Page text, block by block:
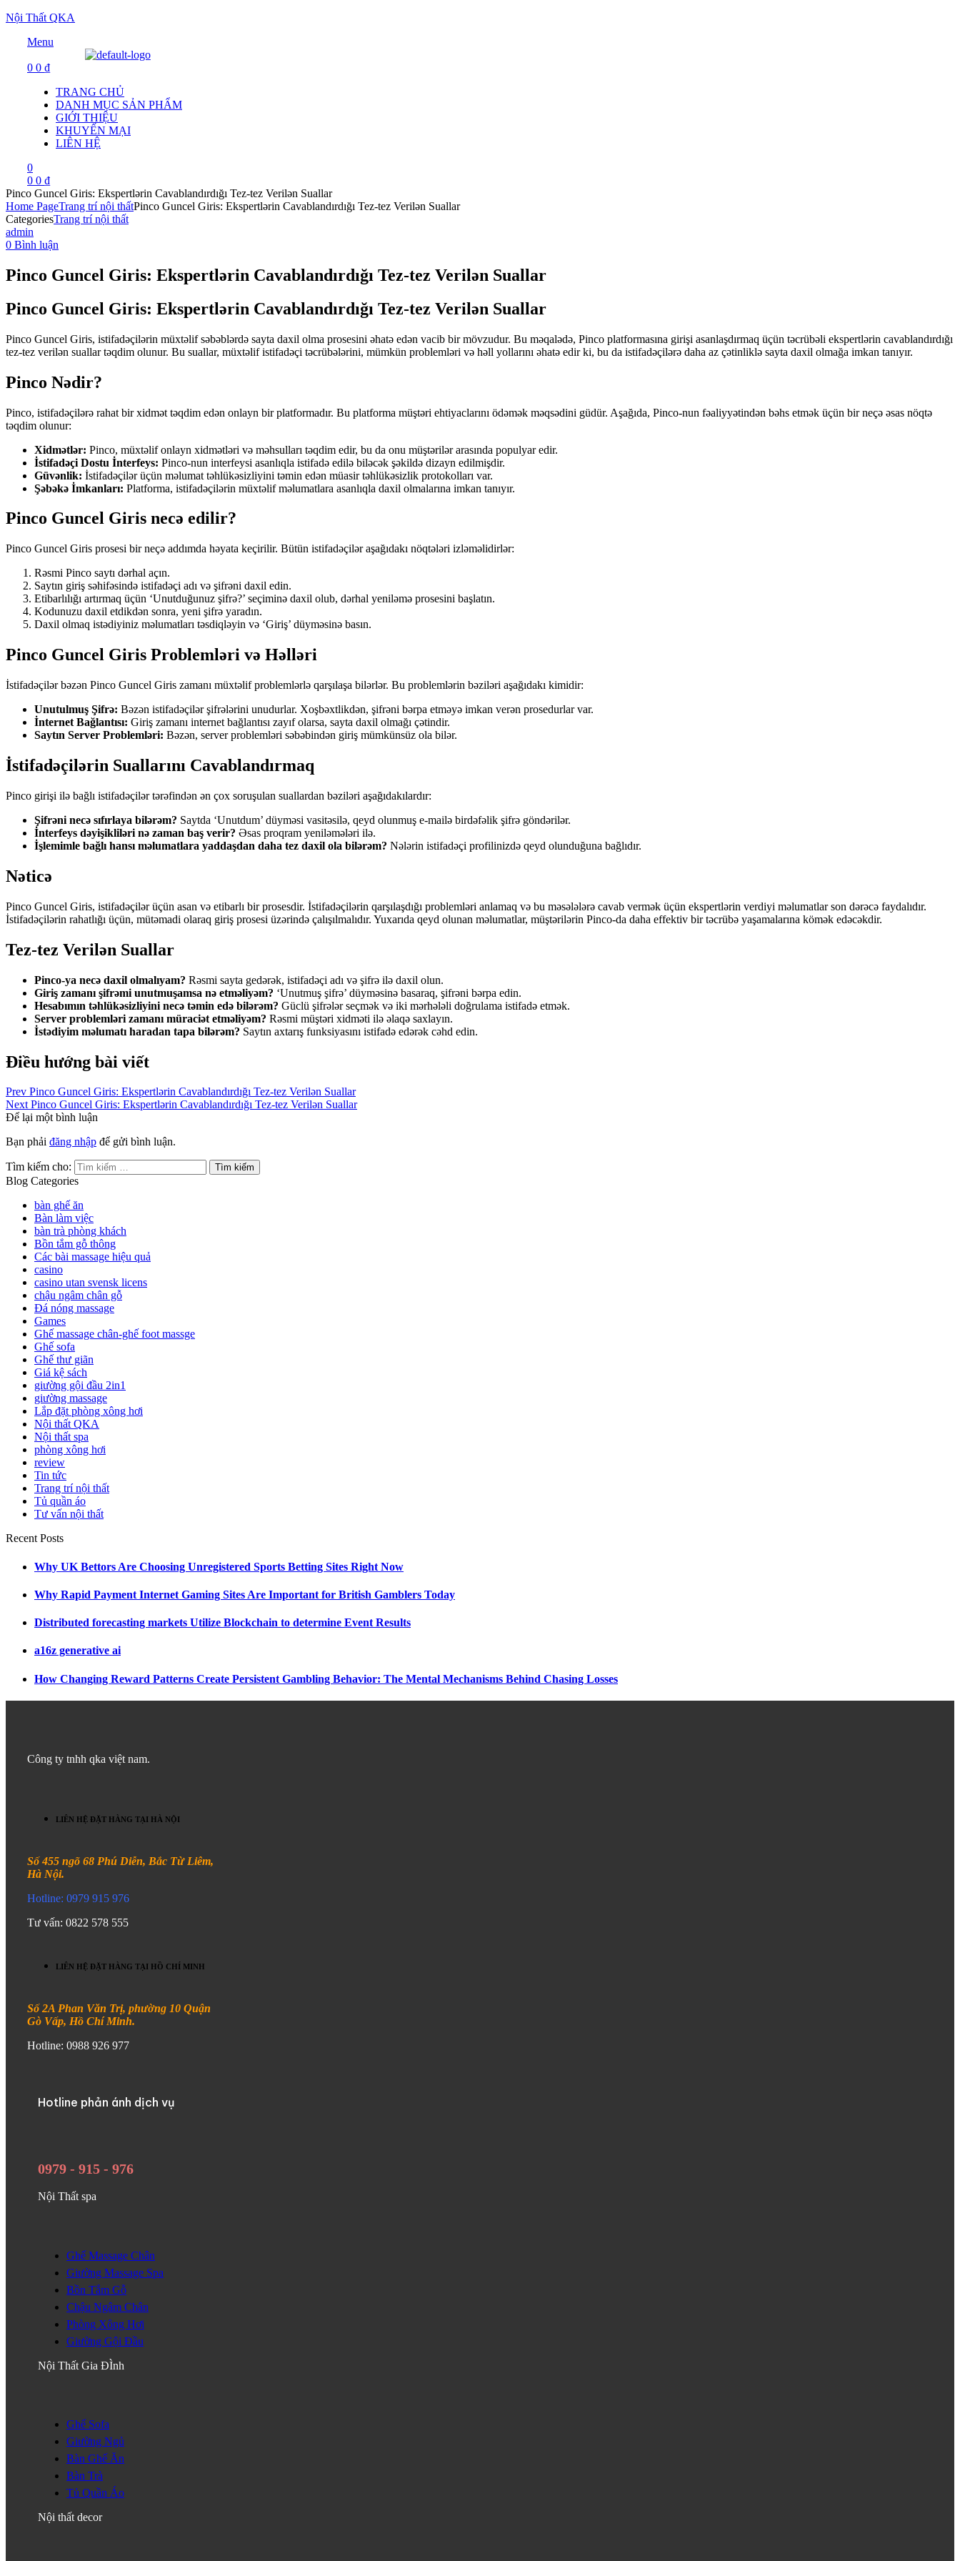
Nội Thất QKA
Menu
0 0 ₫
TRANG CHỦ
DANH MỤC SẢN PHẨM
GIỚI THIỆU
KHUYẾN MẠI
LIÊN HỆ
0
0 0 ₫
Pinco Guncel Giris: Ekspertlərin Cavablandırdığı Tez-tez Verilən Suallar
Home PageTrang trí nội thấtPinco Guncel Giris: Ekspertlərin Cavablandırdığı Tez-tez Verilən Suallar
CategoriesTrang trí nội thất
admin
0 Bình luận
Pinco Guncel Giris: Ekspertlərin Cavablandırdığı Tez-tez Verilən Suallar
Pinco Guncel Giris: Ekspertlərin Cavablandırdığı Tez-tez Verilən Suallar
Pinco Guncel Giris, istifadəçilərin müxtəlif səbəblərdə sayta daxil olma prosesini əhatə edən vacib bir mövzudur. Bu məqalədə, Pinco platformasına girişi asanlaşdırmaq üçün təcrübəli ekspertlərin cavablandırdığı
tez-tez verilən suallar təqdim olunur. Bu suallar, müxtəlif istifadəçi təcrübələrini, mümkün problemləri və həll yollarını əhatə edir ki, bu da istifadəçilərə daha az çətinliklə sayta daxil olmağa imkan tanıyır.
Pinco Nədir?
Pinco, istifadəçilərə rahat bir xidmət təqdim edən onlayn bir platformadır. Bu platforma müştəri ehtiyaclarını ödəmək məqsədini güdür. Aşağıda, Pinco-nun fəaliyyətindən bəhs etmək üçün bir neçə əsas nöqtə
təqdim olunur:
Xidmətlər: Pinco, müxtəlif onlayn xidmətləri və məhsulları təqdim edir, bu da onu müştərilər arasında populyar edir.
İstifadəçi Dostu İnterfeys: Pinco-nun interfeysi asanlıqla istifadə edilə biləcək şəkildə dizayn edilmişdir.
Güvənlik: İstifadəçilər üçün məlumat təhlükəsizliyini təmin edən müasir təhlükəsizlik protokolları var.
Şəbəkə İmkanları: Platforma, istifadəçilərin müxtəlif məlumatlara asanlıqla daxil olmalarına imkan tanıyır.
Pinco Guncel Giris necə edilir?
Pinco Guncel Giris prosesi bir neçə addımda həyata keçirilir. Bütün istifadəçilər aşağıdakı nöqtələri izləməlidirlər:
Rəsmi Pinco saytı dərhal açın.
Saytın giriş səhifəsində istifadəçi adı və şifrəni daxil edin.
Etibarlılığı artırmaq üçün ‘Unutduğunuz şifrə?’ seçiminə daxil olub, dərhal yeniləmə prosesini başlatın.
Kodunuzu daxil etdikdən sonra, yeni şifrə yaradın.
Daxil olmaq istədiyiniz məlumatları təsdiqləyin və ‘Giriş’ düyməsinə basın.
Pinco Guncel Giris Problemləri və Həlləri
İstifadəçilər bəzən Pinco Guncel Giris zamanı müxtəlif problemlərlə qarşılaşa bilərlər. Bu problemlərin bəziləri aşağıdakı kimidir:
Unutulmuş Şifrə: Bəzən istifadəçilər şifrələrini unudurlar. Xoşbəxtlikdən, şifrəni bərpa etməyə imkan verən prosedurlar var.
İnternet Bağlantısı: Giriş zamanı internet bağlantısı zayıf olarsa, sayta daxil olmağı çətindir.
Saytın Server Problemləri: Bəzən, server problemləri səbəbindən giriş mümkünsüz ola bilər.
İstifadəçilərin Suallarını Cavablandırmaq
Pinco girişi ilə bağlı istifadəçilər tərəfindən ən çox soruşulan suallardan bəziləri aşağıdakılardır:
Şifrəni necə sıfırlaya bilərəm? Saytda ‘Unutdum’ düyməsi vasitəsilə, qeyd olunmuş e-mailə birdəfəlik şifrə göndərilər.
İnterfeys dəyişikliləri nə zaman baş verir? Əsas proqram yeniləmələri ilə.
İşlemimle bağlı hansı məlumatlara yaddaşdan daha tez daxil ola bilərəm? Nələrin istifadəçi profilinizdə qeyd olunduğuna bağlıdır.
Nəticə
Pinco Guncel Giris, istifadəçilər üçün asan və etibarlı bir prosesdir. İstifadəçilərin qarşılaşdığı problemləri anlamaq və bu məsələlərə cavab vermək üçün ekspertlərin verdiyi məlumatlar son dərəcə faydalıdır.
İstifadəçilərin rahatlığı üçün, mütəmadi olaraq giriş prosesi üzərində çalışılmalıdır. Yuxarıda qeyd olunan məlumatlar, müştərilərin Pinco-da daha effektiv bir təcrübə yaşamalarına kömək edəcəkdir.
Tez-tez Verilən Suallar
Pinco-ya necə daxil olmalıyam? Rəsmi sayta gedərək, istifadəçi adı və şifrə ilə daxil olun.
Giriş zamanı şifrəmi unutmuşamsa nə etməliyəm? ‘Unutmuş şifrə’ düyməsinə basaraq, şifrəni bərpa edin.
Hesabımın təhlükəsizliyini necə təmin edə bilərəm? Güclü şifrələr seçmək və iki mərhələli doğrulama istifadə etmək.
Server problemləri zamanı müraciət etməliyəm? Rəsmi müştəri xidməti ilə əlaqə saxlayın.
İstədiyim məlumatı haradan tapa bilərəm? Saytın axtarış funksiyasını istifadə edərək cəhd edin.
Điều hướng bài viết
Prev Pinco Guncel Giris: Ekspertlərin Cavablandırdığı Tez-tez Verilən Suallar
NextPinco Guncel Giris: Ekspertlərin Cavablandırdığı Tez-tez Verilən Suallar
Để lại một bình luận
Bạn phải đăng nhập để gửi bình luận.
Tìm kiếm cho:
Blog Categories
bàn ghế ăn
Bàn làm việc
bàn trà phòng khách
Bồn tắm gỗ thông
Các bài massage hiệu quả
casino
casino utan svensk licens
chậu ngâm chân gỗ
Đá nóng massage
Games
Ghế massage chân-ghế foot massge
Ghế sofa
Ghế thư giãn
Giá kệ sách
giường gội đầu 2in1
giường massage
Lắp đặt phòng xông hơi
Nội thất QKA
Nội thất spa
phòng xông hơi
review
Tin tức
Trang trí nội thất
Tủ quần áo
Tư vấn nội thất
Recent Posts
Why UK Bettors Are Choosing Unregistered Sports Betting Sites Right Now
Why Rapid Payment Internet Gaming Sites Are Important for British Gamblers Today
Distributed forecasting markets Utilize Blockchain to determine Event Results
a16z generative ai
How Changing Reward Patterns Create Persistent Gambling Behavior: The Mental Mechanisms Behind Chasing Losses
Công ty tnhh qka việt nam.
LIÊN HỆ ĐẶT HÀNG TẠI HÀ NỘI
Số 455 ngõ 68 Phú Diễn, Bắc Từ Liêm,
Hà Nội.
Hotline: 0979 915 976
Tư vấn: 0822 578 555
LIÊN HỆ ĐẶT HÀNG TẠI HỒ CHÍ MINH
Số 2A Phan Văn Trị, phường 10 Quận
Gò Vấp, Hồ Chí Minh.
Hotline: 0988 926 977
Hotline phản ánh dịch vụ
0979 - 915 - 976
Nội Thất spa
Ghế Massage Chân
Giường Massage Spa
Bồn Tắm Gỗ
Chậu Ngâm Chân
Phòng Xông Hơi
Giường Gội Đầu
Nội Thất Gia ĐÌnh
Ghế Sofa
Giường Ngủ
Bàn Ghế Ăn
Bàn Trà
Tủ Quần Áo
Nội thất decor